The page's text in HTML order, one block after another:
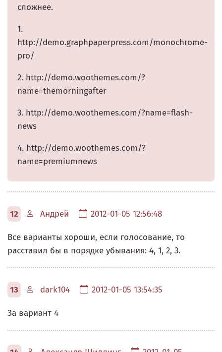
сложнее.
1.
http://demo.graphpaperpress.com/monochrome-
pro/
2. http://demo.woothemes.com/?
name=themorningafter
3. http://demo.woothemes.com/?name=flash-
news
4. http://demo.woothemes.com/?
name=premiumnews
12 Андрей 2012-01-05 12:56:48
Все варианты хороши, если голосование, то
расставил бы в порядке убывания: 4, 1, 2, 3.
13 dark104 2012-01-05 13:54:35
За вариант 4